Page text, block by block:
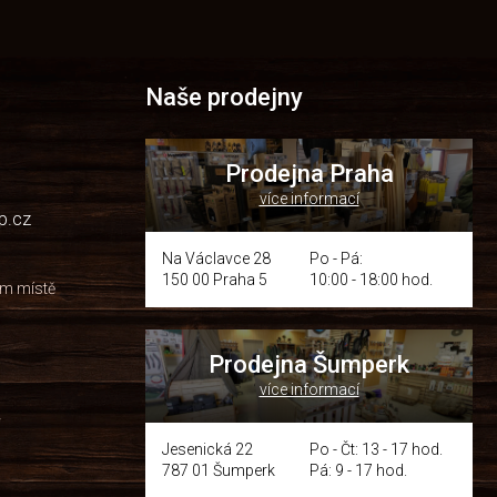
místě
Naše prodejny
Prodejna Praha
více informací
Na Václavce 28
150 00 Praha 5
Po - Pá:
10:00 - 18:00 hod.
Prodejna Šumperk
více informací
Jesenická 22
787 01 Šumperk
Po - Čt: 13 - 17 hod.
Pá: 9 - 17 hod.